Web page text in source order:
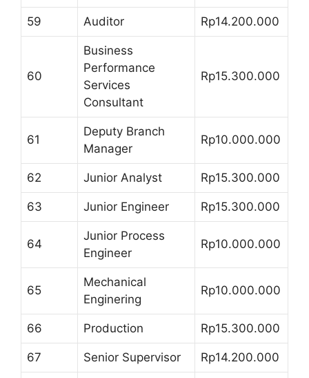
59 Auditor Rp14.200.000
60
Business
Performance
Services
Consultant
Rp15.300.000
61
Deputy Branch
Manager
Rp10.000.000
62 Junior Analyst Rp15.300.000
63 Junior Engineer Rp15.300.000
64
Junior Process
Engineer
Rp10.000.000
65
Mechanical
Enginering
Rp10.000.000
66 Production Rp15.300.000
67 Senior Supervisor Rp14.200.000